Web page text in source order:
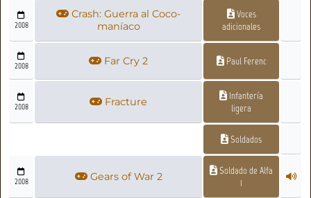
2008
Crash: Guerra al Coco-
maníaco
Voces
adicionales
2008 Far Cry 2 Paul Ferenc
2008 Fracture
Infantería
ligera
Soldados
2008 Gears of War 2
Soldado de Alfa
1